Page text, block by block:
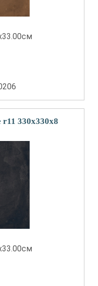
r11 330x330x8